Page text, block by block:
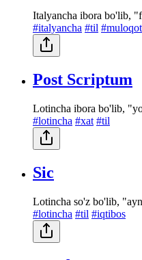
Italyancha ibora bo'lib,
#italyancha #til #muloqot
Post Scriptum
Lotincha ibora bo'lib,
#lotincha #xat #til
Sic
Lotincha so'z bo'lib,
#lotincha #til #iqtibos